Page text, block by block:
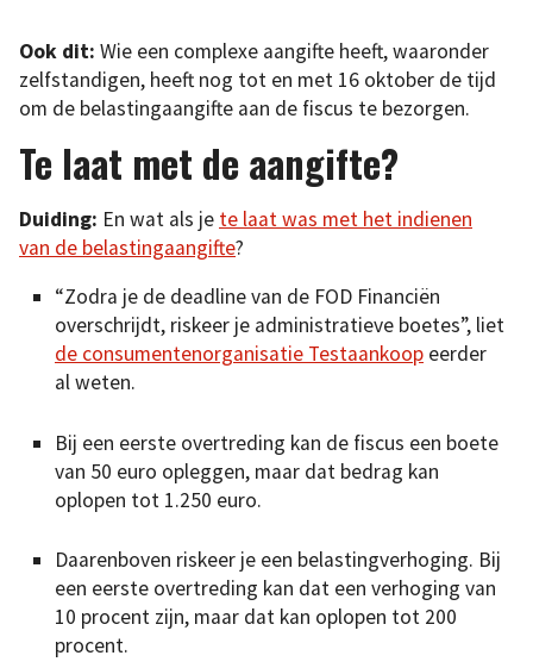
Ook dit: Wie een complexe aangifte heeft, waaronder
zelfstandigen, heeft nog tot en met 16 oktober de tijd
om de belastingaangifte aan de fiscus te bezorgen.
Te laat met de aangifte?
Duiding: En wat als je te laat was met het indienen
van de belastingaangifte?
“Zodra je de deadline van de FOD Financiën
overschrijdt, riskeer je administratieve boetes”, liet
de consumentenorganisatie Testaankoop eerder
al weten.
Bij een eerste overtreding kan de fiscus een boete
van 50 euro opleggen, maar dat bedrag kan
oplopen tot 1.250 euro.
Daarenboven riskeer je een belastingverhoging. Bij
een eerste overtreding kan dat een verhoging van
10 procent zijn, maar dat kan oplopen tot 200
procent.